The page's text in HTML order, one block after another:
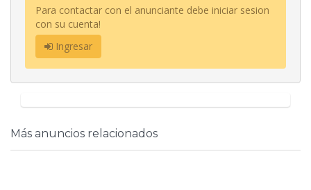
Para contactar con el anunciante debe iniciar sesion
con su cuenta!
Ingresar
Más anuncios relacionados